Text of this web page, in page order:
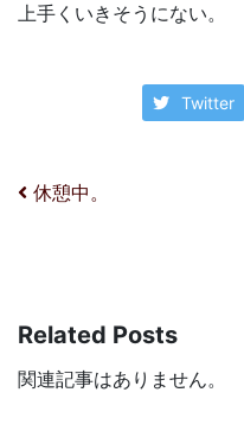
上手くいきそうにない。
Twitter
投稿ナビゲ
休憩中。
Related Posts
関連記事はありません。